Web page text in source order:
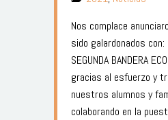
Nos complace
sido galardonados con:
SEGUNDA BANDERA
gracias al esfuerzo y
nuestros alumnos y
colaborando en la